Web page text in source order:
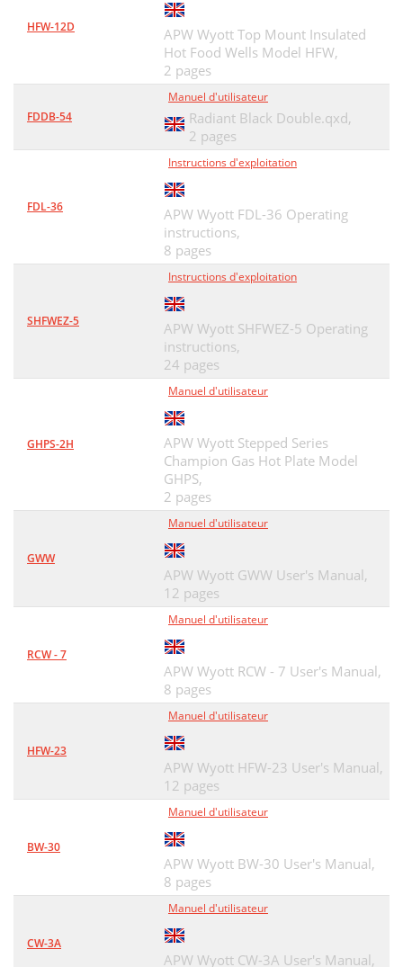
HFW-12D
APW Wyott Top Mount Insulated
Hot Food Wells Model HFW,
2 pages
FDDB-54
Manuel d'utilisateur
Radiant Black Double.qxd,
2 pages
FDL-36
Instructions d'exploitation
APW Wyott FDL-36 Operating
instructions,
8 pages
SHFWEZ-5
Instructions d'exploitation
APW Wyott SHFWEZ-5 Operating
instructions,
24 pages
GHPS-2H
Manuel d'utilisateur
APW Wyott Stepped Series
Champion Gas Hot Plate Model
GHPS,
2 pages
GWW
Manuel d'utilisateur
APW Wyott GWW User's Manual,
12 pages
RCW - 7
Manuel d'utilisateur
APW Wyott RCW - 7 User's Manual,
8 pages
HFW-23
Manuel d'utilisateur
APW Wyott HFW-23 User's Manual,
12 pages
BW-30
Manuel d'utilisateur
APW Wyott BW-30 User's Manual,
8 pages
CW-3A
Manuel d'utilisateur
APW Wyott CW-3A User's Manual,